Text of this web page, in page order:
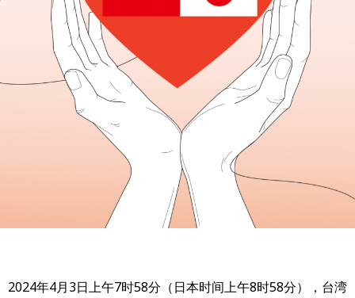
2024年4月3日上午7时58分（日本时间上午8时58分），台湾